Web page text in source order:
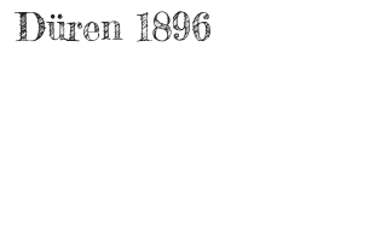
Düren 1896